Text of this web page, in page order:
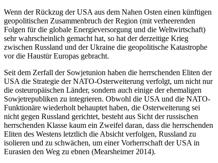
Wenn der Rückzug der USA aus dem Nahen Osten einen künftigen
geopolitischen Zusammenbruch der Region (mit verheerenden
Folgen für die globale Energieversorgung und die Weltwirtschaft)
sehr wahrscheinlich gemacht hat, so hat der derzeitige Krieg
zwischen Russland und der Ukraine die geopolitische Katastrophe
vor die Haustür Europas gebracht.
Seit dem Zerfall der Sowjetunion haben die herrschenden Eliten der
USA die Strategie der NATO-Osterweiterung verfolgt, um nicht nur
die osteuropäischen Länder, sondern auch einige der ehemaligen
Sowjetrepubliken zu integrieren. Obwohl die USA und die NATO-
Funktionäre wiederholt behauptet haben, die Osterweiterung sei
nicht gegen Russland gerichtet, besteht aus Sicht der russischen
herrschenden Klasse kaum ein Zweifel daran, dass die herrschenden
Eliten des Westens letztlich die Absicht verfolgen, Russland zu
isolieren und zu schwächen, um einer Vorherrschaft der USA in
Eurasien den Weg zu ebnen (Mearsheimer 2014).